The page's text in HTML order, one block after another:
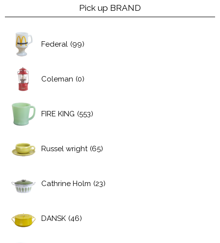
Pick up BRAND
Federal (99)
Coleman (0)
FIRE KING (553)
Russel wright (65)
Cathrine Holm (23)
DANSK (46)